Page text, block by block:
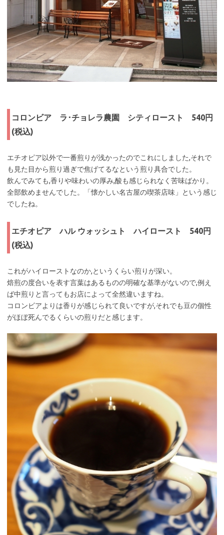
コロンビア ラ･チョレラ農園 シティロースト 540円
(税込)
エチオピア以外で一番煎りが浅かったのでこれにしました,それで
も見た目から煎り過ぎで焦げてるなという煎り具合でした。
飲んでみても,香りや味わいの厚み,酸も感じられなく苦味ばかり。
全部飲めませんでした。「懐かしい名古屋の喫茶店味」という感じ
でしたね。
エチオピア ハル ウォッシュト ハイロースト 540円
(税込)
これがハイローストなのか,というくらい煎りが深い。
焙煎の度合いを表す言葉はあるものの明確な基準がないので,例え
ば中煎りと言ってもお店によって全然違いますね。
コロンビアよりは香りが感じられて良いですが,それでも豆の個性
がほぼ死んでるくらいの煎りだと感じます。